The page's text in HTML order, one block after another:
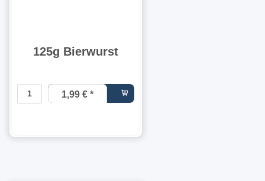
125g Bierwurst
1,99 € *